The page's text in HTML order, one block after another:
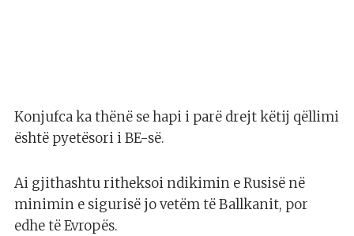
Konjufca ka thënë se hapi i parë drejt këtij qëllimi
është pyetësori i BE-së.
Ai gjithashtu ritheksoi ndikimin e Rusisë në
minimin e sigurisë jo vetëm të Ballkanit, por
edhe të Evropës.